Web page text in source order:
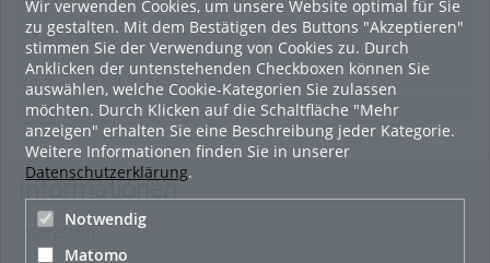
Wir verwenden Cookies, um unsere Website optimal für Sie
zu gestalten. Mit dem Bestätigen des Buttons "Akzeptieren"
stimmen Sie der Verwendung von Cookies zu. Durch
Anklicken der untenstehenden Checkboxen können Sie
auswählen, welche Cookie-Kategorien Sie zulassen
möchten. Durch Klicken auf die Schaltfläche "Mehr
anzeigen" erhalten Sie eine Beschreibung jeder Kategorie.
Weitere Informationen finden Sie in unserer
Datenschutzerklärung.
Notwendig
Matomo
Beliebtheit
Bewertung
Kommentare
Informationen
Impressum